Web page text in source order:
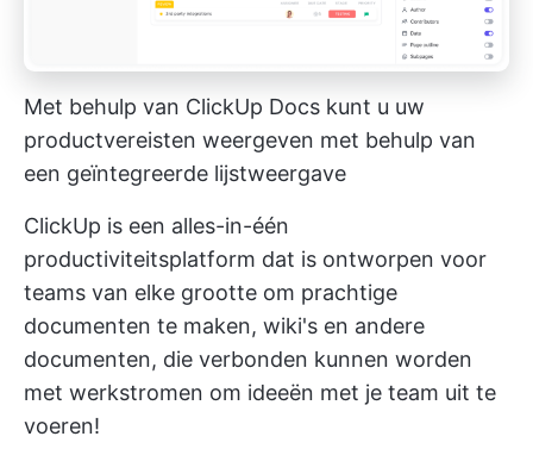
Met behulp van ClickUp Docs kunt u uw
productvereisten weergeven met behulp van
een geïntegreerde lijstweergave
ClickUp is een alles-in-één
productiviteitsplatform dat is ontworpen voor
teams van elke grootte om prachtige
documenten te maken, wiki's en andere
documenten, die verbonden kunnen worden
met werkstromen om ideeën met je team uit te
voeren!